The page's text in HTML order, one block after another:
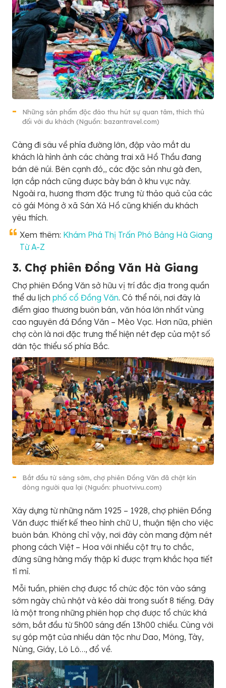
Những sản phẩm độc đáo thu hút sự quan tâm, thích thú
đối với du khách (Nguồn: bazantravel.com)
Càng đi sâu về phía đường lớn, đập vào mắt du
khách là hình ảnh các chàng trai xã Hồ Thầu đang
bán dê núi. Bên cạnh đó,, các đặc sản như gà đen,
lợn cắp nách cũng được bày bán ở khu vực này.
Ngoài ra, hương thơm đặc trưng từ thảo quả của các
cô gái Mông ở xã Sán Xả Hồ cũng khiến du khách
yêu thích.
Xem thêm: Khám Phá Thị Trấn Phó Bảng Hà Giang
Từ A-Z
3. Chợ phiên Đồng Văn Hà Giang
Chợ phiên Đồng Văn sở hữu vị trí đắc địa trong quần
thể du lịch phố cổ Đồng Văn. Có thể nói, nơi đây là
điểm giao thương buôn bán, văn hóa lớn nhất vùng
cao nguyên đá Đồng Văn – Mèo Vạc. Hơn nữa, phiên
chợ còn là nơi đặc trưng thể hiện nét đẹp của một số
dân tộc thiểu số phía Bắc.
Bắt đầu từ sáng sớm, chợ phiên Đồng Văn đã chật kín
dòng người qua lại (Nguồn: phuotvivu.com)
Xây dựng từ những năm 1925 – 1928, chợ phiên Đồng
Văn được thiết kế theo hình chữ U, thuận tiện cho việc
buôn bán. Không chỉ vậy, nơi đây còn mang đậm nét
phong cách Việt – Hoa với nhiều cột trụ to chắc,
đứng sững hàng mấy thập kỉ được trạm khắc họa tiết
tỉ mỉ.
Mỗi tuần, phiên chợ được tổ chức độc tôn vào sáng
sớm ngày chủ nhật và kéo dài trong suốt 8 tiếng. Đây
là một trong những phiên họp chợ được tổ chức khá
sớm, bắt đầu từ 5h00 sáng đến 13h00 chiều. Cùng với
sự góp mặt của nhiều dân tộc như Dao, Mông, Tày,
Nùng, Giáy, Lô Lô…, đổ về.